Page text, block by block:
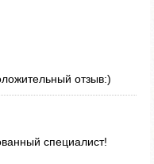
отзыв:)
специалист!